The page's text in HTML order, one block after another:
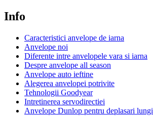
Info
Caracteristici anvelope de iarna
Anvelope noi
Diferente intre anvelopele vara si iarna
Despre anvelope all season
Anvelope auto ieftine
Alegerea anvelopei potrivite
Tehnologii Goodyear
Intretinerea servodirectiei
Anvelope Dunlop pentru deplasari lungi